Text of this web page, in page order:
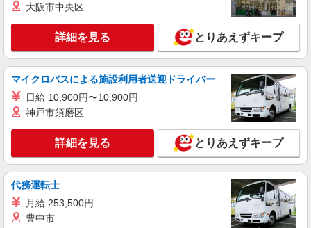
キープ 詳細を見る
派遣社員
株式会社kotrio /●KG-H-1882354
谷山駅≫料理や洗濯など、家事サポートメイン
の仕事！◆週3〜
時給1350円〜2062円 ＜日払い有/週払い有/交
通費全支給(ガソリン代含む)＞
鹿児島市 ◆来社不要/面接なし
キープ 詳細を見る
派遣社員
株式会社kotrio /●KG-H-2000941
大阪市中央区
詳細を見る とりあえずキープ
マイクロバスによる施設利用者送迎ドライバー
日給 10,900円〜10,900円
神戸市須磨区
詳細を見る とりあえずキープ
代務運転士
月給 253,500円
豊中市